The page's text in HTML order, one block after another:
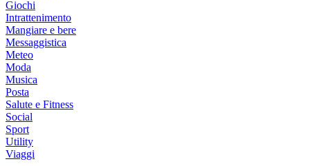
Giochi
Intrattenimento
Mangiare e bere
Messaggistica
Meteo
Moda
Musica
Posta
Salute e Fitness
Social
Sport
Utility
Viaggi